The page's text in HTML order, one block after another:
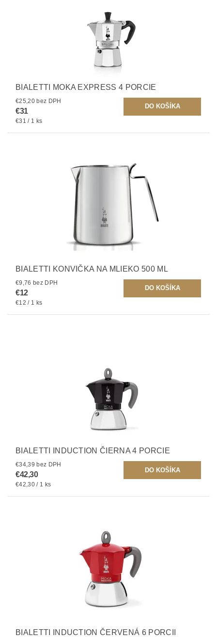
BIALETTI MOKA EXPRESS 4 PORCIE
€25,20 bez DPH
€31
€31 / 1 ks
BIALETTI KONVIČKA NA MLIEKO 500 ML
€9,76 bez DPH
€12
€12 / 1 ks
BIALETTI INDUCTION ČIERNA 4 PORCIE
€34,39 bez DPH
€42,30
€42,30 / 1 ks
BIALETTI INDUCTION ČERVENÁ 6 PORCII